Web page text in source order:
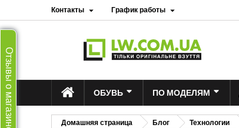
Контакты  График работы 
ОБУВЬ ПО МОДЕЛЯМ
Домашняя страница Блог Технологии
Отзывы о магазине